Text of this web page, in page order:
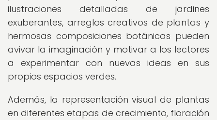
ilustraciones detalladas de jardines
exuberantes, arreglos creativos de plantas y
hermosas composiciones botánicas pueden
avivar la imaginación y motivar a los lectores
a experimentar con nuevas ideas en sus
propios espacios verdes.
Además, la representación visual de plantas
en diferentes etapas de crecimiento, floración